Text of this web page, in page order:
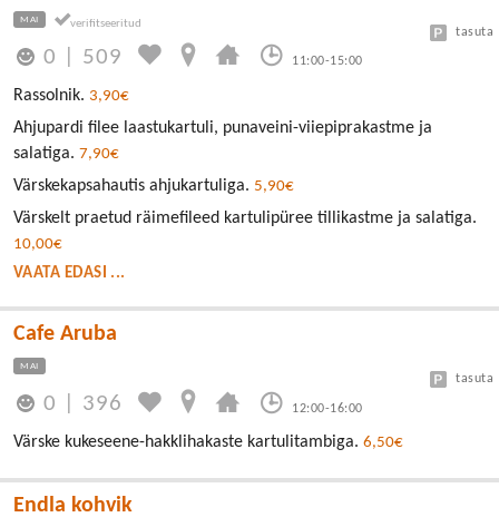
MAI
0 509 11:00-15:00
tasuta
Rassolnik. 3,90€
Ahjupardi filee laastukartuli, punaveini-viiepiprakastme ja
salatiga. 7,90€
Värskekapsahautis ahjukartuliga. 5,90€
Värskelt praetud räimefileed kartulipüree tillikastme ja salatiga.
10,00€
VAATA EDASI ...
Cafe Aruba
MAI
0 396 12:00-16:00
tasuta
Värske kukeseene-hakklihakaste kartulitambiga. 6,50€
Endla kohvik